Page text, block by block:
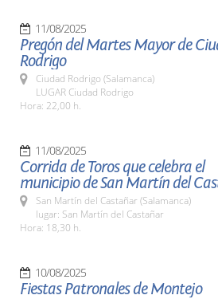
11/08/2025
Pregón del Martes Mayor de
Rodrigo
Ciudad Rodrigo (Salamanca)
LUGAR Ciudad Rodrigo
Hora: 22,00 h.
11/08/2025
Corrida de Toros que celebra el
municipio de San Martín del
San Martín del Castañar (Salamanca)
lugar: San Martín del Castañar
Hora: 18,30 h.
10/08/2025
Fiestas Patronales de Montejo